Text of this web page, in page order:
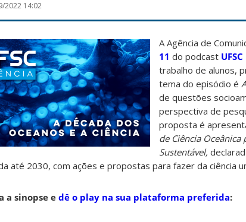
2022 14:02
A Agência de
11 do podcast
trabalho de alunos,
tema do episódio é
de questões
perspectiva de
proposta é
de Ciência
Sustentável,
até 2030, com ações e propostas para fazer da ciência
a sinopse edê o play na sua plataforma preferida: